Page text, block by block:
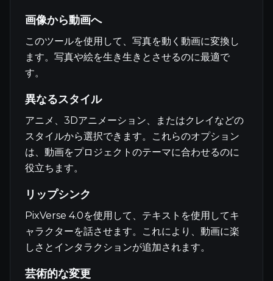
画像から動画へ
このツールを使用して、写真を動く動画に変換し
ます。写真や絵を生き生きとさせるのに最適で
す。
異なるスタイル
アニメ、3Dアニメーション、またはクレイなどの
スタイルから選択できます。これらのオプション
は、動画をプロジェクトのテーマに合わせるのに
役立ちます。
リップシンク
PixVerse 4.0を使用して、テキストを使用してキ
ャラクターを話させます。これにより、動画に楽
しさとインタラクションが追加されます。
芸術的な変更